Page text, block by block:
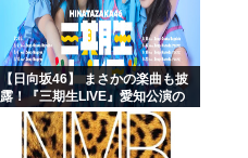
【日向坂46】 まさかの楽曲も披
露！『三期生LIVE』愛知公演の
レポがこちら